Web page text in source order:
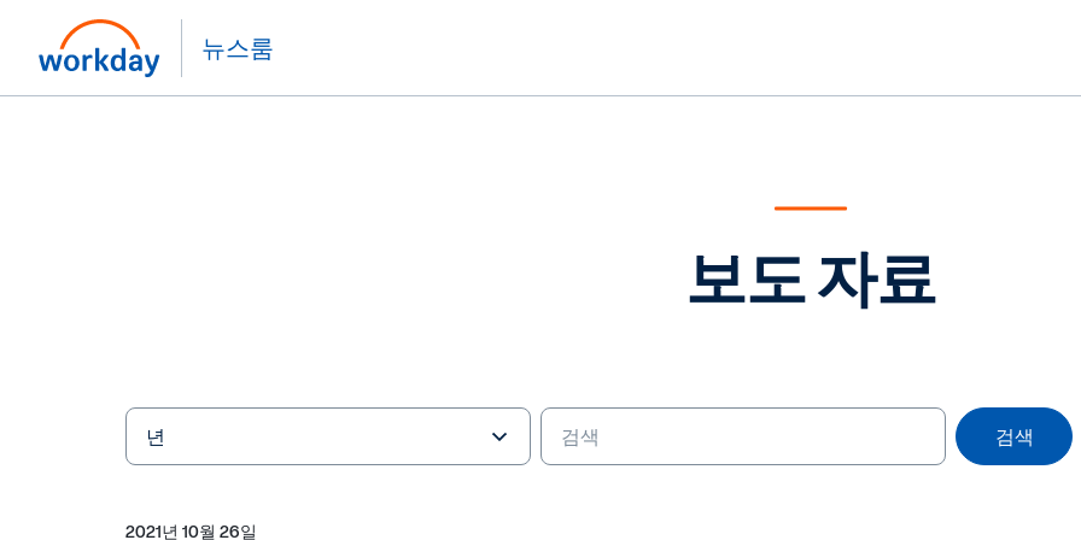
뉴스룸
보도 자료
Year 검색
2021년 10월 26일